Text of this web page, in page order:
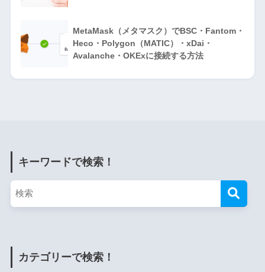
MetaMask（メタマスク）でBSC・Fantom・
Heco・Polygon（MATIC）・xDai・
Avalanche・OKExに接続する方法
キーワードで検索！
カテゴリーで検索！